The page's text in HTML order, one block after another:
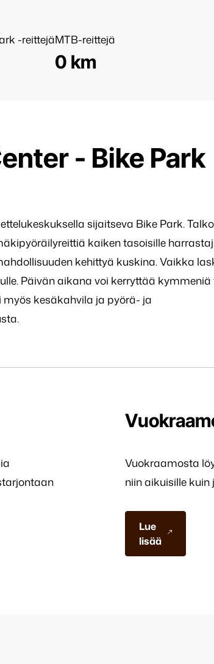
-reittejäMTB-reittejä
0 km
- Bike Park
sijaitseva Bike Park.
kaiken tasoisille
kehittyä kuskina. Vaikka
Päivän aikana voi kerryttää
kesäkahvila ja pyörä- ja
Vuokraamosta
niin aikuisille kuin
Lue
lisää